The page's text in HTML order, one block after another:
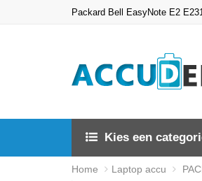
Packard Bell EasyNote E2
Kies een
Home Laptop accu